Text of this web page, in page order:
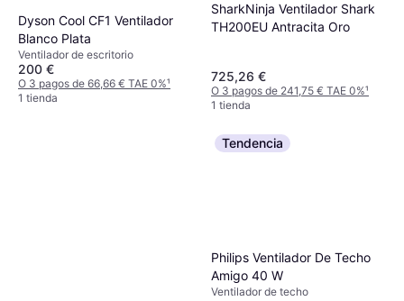
Dyson Cool CF1 Ventilador
Blanco Plata
Ventilador de escritorio
200 €
O 3 pagos de 66,66 € TAE 0%¹
1 tienda
SharkNinja Ventilador Shark
TH200EU Antracita Oro
725,26 €
O 3 pagos de 241,75 € TAE 0%¹
1 tienda
Tendencia
Philips Ventilador De Techo
Amigo 40 W
Ventilador de techo